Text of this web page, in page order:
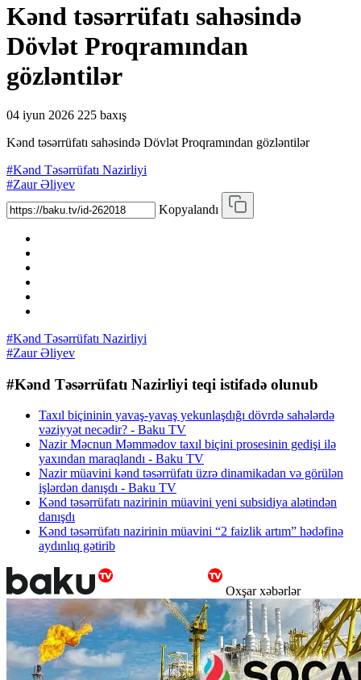
Kənd təsərrüfatı sahəsində
Dövlət Proqramından
gözləntilər
04 iyun 2026 225 baxış
Kənd təsərrüfatı sahəsində Dövlət Proqramından gözləntilər
#Kənd Təsərrüfatı Nazirliyi
#Zaur Əliyev
Kopyalandı
#Kənd Təsərrüfatı Nazirliyi
#Zaur Əliyev
#Kənd Təsərrüfatı Nazirliyi teqi istifadə olunub
Taxıl biçininin yavaş-yavaş yekunlaşdığı dövrdə sahələrdə
vəziyyət necədir? - Baku TV
Nazir Məcnun Məmmədov taxıl biçini prosesinin gedişi ilə
yaxından maraqlandı - Baku TV
Nazir müavini kənd təsərrüfatı üzrə dinamikadan və görülən
işlərdən danışdı - Baku TV
Kənd təsərrüfatı nazirinin müavini yeni subsidiya alətindən
danışdı
Kənd təsərrüfatı nazirinin müavini “2 faizlik artım” hədəfinə
aydınlıq gətirib
Oxşar xəbərlər